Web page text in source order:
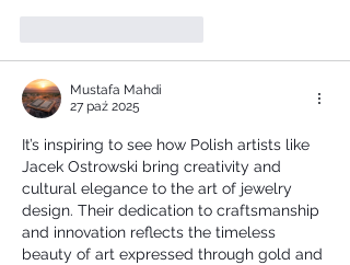
Mustafa Mahdi
27 paź 2025
It’s inspiring to see how Polish artists like
Jacek Ostrowski bring creativity and
cultural elegance to the art of jewelry
design. Their dedication to craftsmanship
and innovation reflects the timeless
beauty of art expressed through gold and